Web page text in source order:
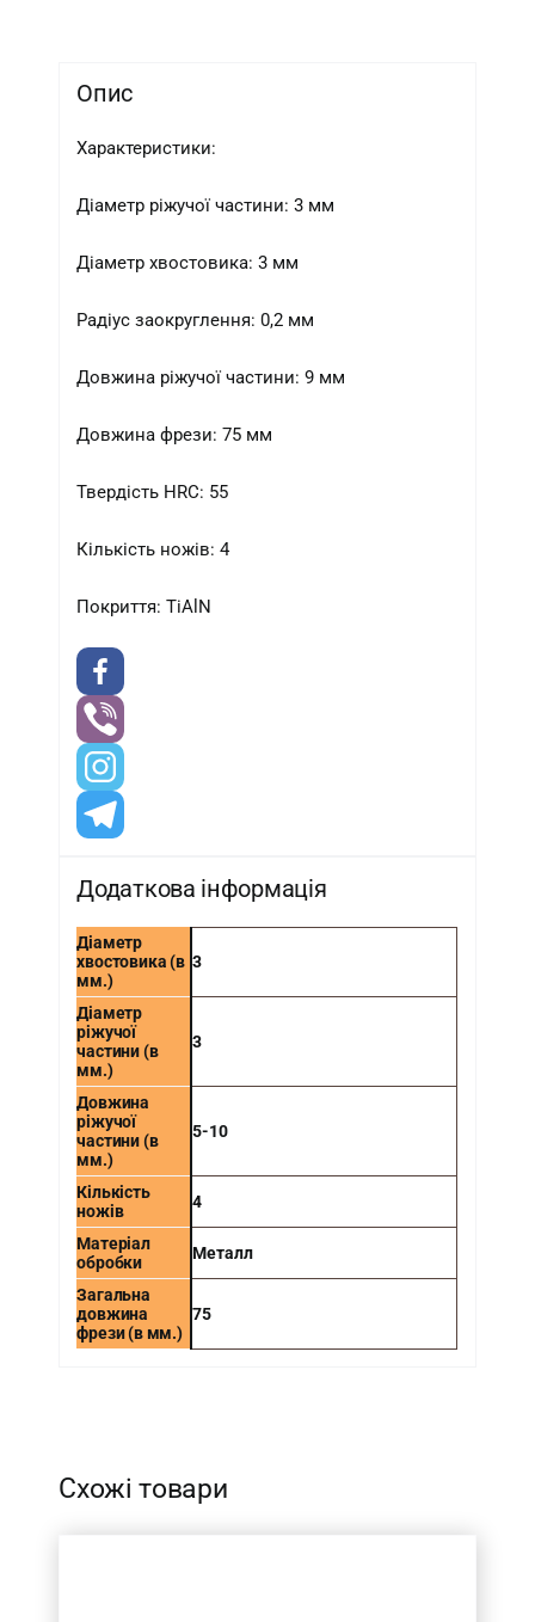
Опис
Характеристики:
Діаметр ріжучої частини: 3 мм
Діаметр хвостовика: 3 мм
Радіус заокруглення: 0,2 мм
Довжина ріжучої частини: 9 мм
Довжина фрези: 75 мм
Твердість HRC: 55
Кількість ножів: 4
Покриття: TiAlN
Додаткова інформація
Діаметр
хвостовика (в
мм.)
3
Діаметр
ріжучої
частини (в
мм.)
3
Довжина
ріжучої
частини (в
мм.)
5-10
Кількість
ножів
4
Матеріал
обробки
Металл
Загальна
довжина
фрези (в мм.)
75
Схожі товари